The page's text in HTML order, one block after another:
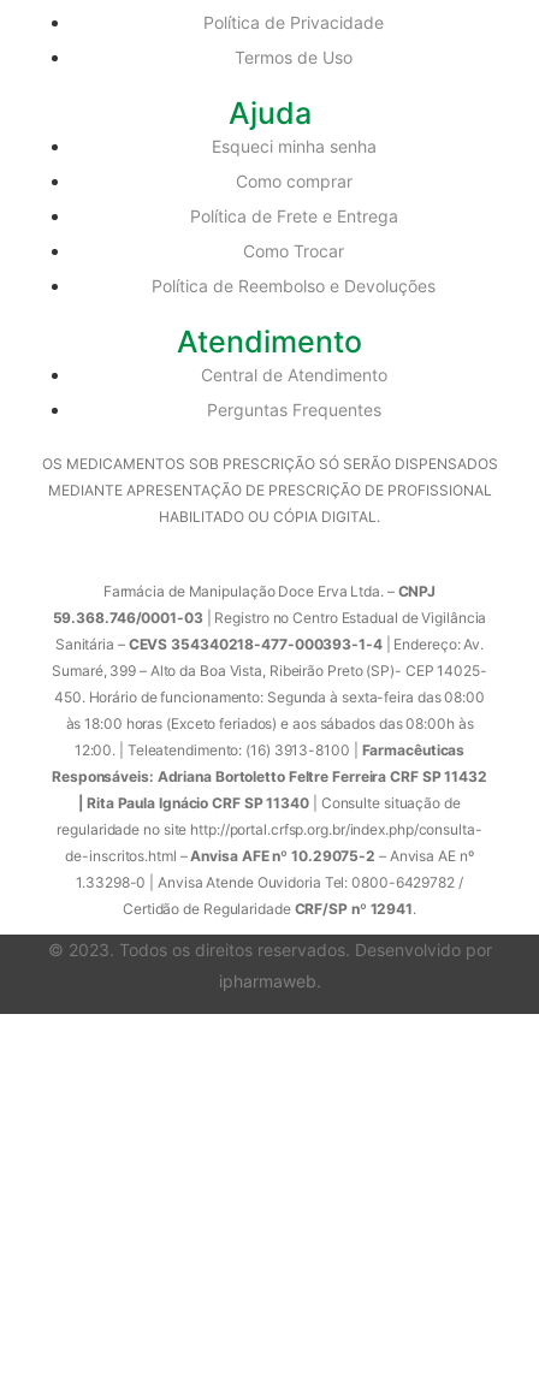
Política de Privacidade
Termos de Uso
Ajuda
Esqueci minha senha
Como comprar
Política de Frete e Entrega
Como Trocar
Política de Reembolso e Devoluções
Atendimento
Central de Atendimento
Perguntas Frequentes
OS MEDICAMENTOS SOB PRESCRIÇÃO SÓ SERÃO DISPENSADOS
MEDIANTE APRESENTAÇÃO DE PRESCRIÇÃO DE PROFISSIONAL
HABILITADO OU CÓPIA DIGITAL.
Farmácia de Manipulação Doce Erva Ltda. – CNPJ
59.368.746/0001-03| Registro no Centro Estadual de Vigilância
Sanitária –CEVS 354340218-477-000393-1-4| Endereço: Av.
Sumaré, 399 – Alto da Boa Vista, Ribeirão Preto (SP)- CEP 14025-
450. Horário de funcionamento: Segunda à sexta-feira das 08:00
às 18:00 horas (Exceto feriados) e aos sábados das 08:00h às
12:00. | Teleatendimento: (16) 3913-8100 | Farmacêuticas
Responsáveis: Adriana Bortoletto Feltre Ferreira CRF SP 11432
| Rita Paula Ignácio CRF SP 11340 | Consulte situação de
regularidade no site http://portal.crfsp.org.br/index.php/consulta-
de-inscritos.html –Anvisa AFE nº 10.29075-2 – Anvisa AE nº
1.33298-0 | Anvisa Atende Ouvidoria Tel: 0800-6429782 /
Certidão de Regularidade CRF/SP nº 12941.
© 2023. Todos os direitos reservados. Desenvolvido por
ipharmaweb.